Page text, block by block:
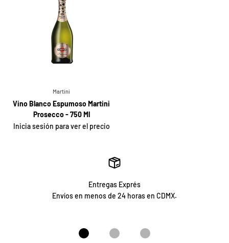
Martini
Vino Blanco Espumoso Martini
Prosecco - 750 Ml
Inicia sesión para ver el precio
Entregas Exprés
Envíos en menos de 24 horas en CDMX.
Ir al artículo 1Ir al artículo 2Ir al artículo 3